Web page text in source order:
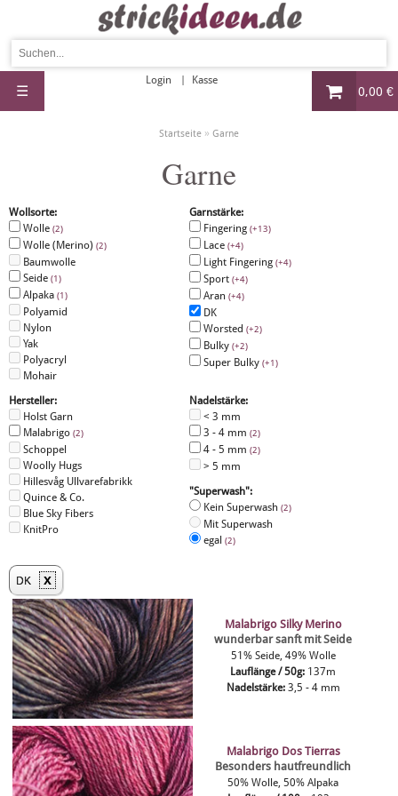
0,00 €
Login Kasse
☰
Startseite » Garne
Garne
Wollsorte:
Wolle (2)
Wolle (Merino) (2)
Baumwolle
Seide (1)
Alpaka (1)
Polyamid
Nylon
Yak
Polyacryl
Mohair
Garnstärke:
Fingering (+13)
Lace (+4)
Light Fingering (+4)
Sport (+4)
Aran (+4)
DK
Worsted (+2)
Bulky (+2)
Super Bulky (+1)
Hersteller:
Holst Garn
Malabrigo (2)
Schoppel
Woolly Hugs
Hillesvåg Ullvarefabrikk
Quince & Co.
Blue Sky Fibers
KnitPro
Nadelstärke:
< 3 mm
3 - 4 mm (2)
4 - 5 mm (2)
> 5 mm
"Superwash":
Kein Superwash (2)
Mit Superwash
egal (2)
DK x
Malabrigo Silky Merino
wunderbar sanft mit Seide
51% Seide, 49% Wolle
Lauflänge / 50g: 137m
Nadelstärke: 3,5 - 4 mm
Malabrigo Dos Tierras
Besonders hautfreundlich
50% Wolle, 50% Alpaka